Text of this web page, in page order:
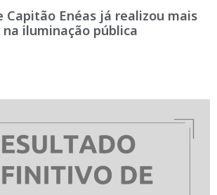
Capitão Enéas já realizou mais
na iluminação pública